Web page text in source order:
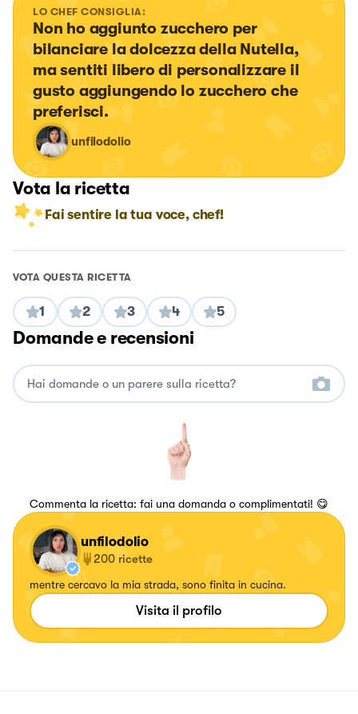
LO CHEF CONSIGLIA:
Non ho aggiunto zucchero per
bilanciare la dolcezza della Nutella,
ma sentiti libero di personalizzare il
gusto aggiungendo lo zucchero che
preferisci.
unfilodolio
Vota la ricetta
Fai sentire la tua voce, chef!
VOTA QUESTA RICETTA
1 2 3 4 5
Domande e recensioni
Commenta la ricetta: fai una domanda o complimentati! 😋
unfilodolio
200 ricette
mentre cercavo la mia strada, sono finita in cucina.
Visita il profilo